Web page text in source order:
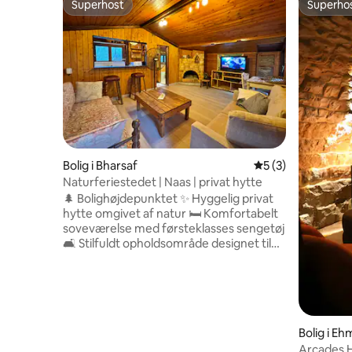
Superhost
Superhost
Bolig i Bharsaf 5 ud af 5 i
5 (3)
Naturferiestedet | Naas | privat hytte
🌲 Bolighøjdepunktet ✨ Hyggelig privat
hytte omgivet af natur 🛏️ Komfortabelt
soveværelse med førsteklasses sengetøj
🛋️ Stilfuldt opholdsområde designet til
Bolig i